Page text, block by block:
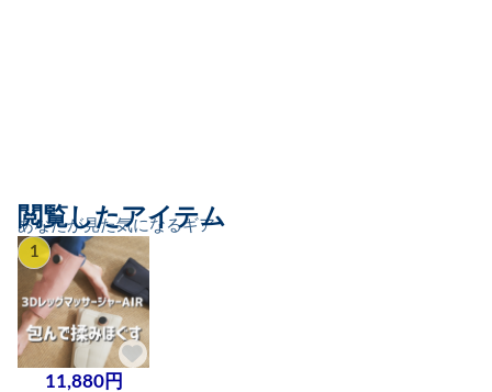
あなたが見た気になるギア
閲覧したアイテム
1
11,880円